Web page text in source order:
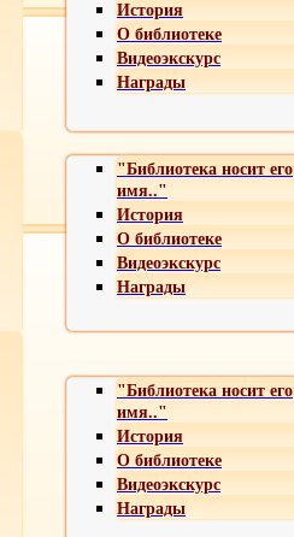
История
О библиотеке
Видеоэкскурс
Награды
"Библиотека носит его
имя.."
История
О библиотеке
Видеоэкскурс
Награды
"Библиотека носит его
имя.."
История
О библиотеке
Видеоэкскурс
Награды